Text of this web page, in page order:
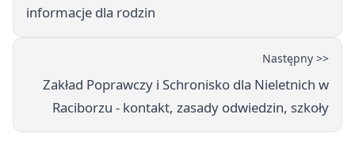
informacje dla rodzin
Następny >>
Zakład Poprawczy i Schronisko dla Nieletnich w
Raciborzu - kontakt, zasady odwiedzin, szkoły